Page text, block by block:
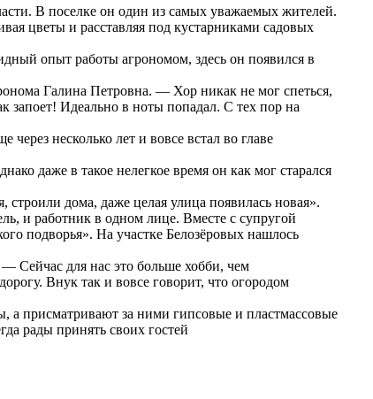
В поселке он один из самых уважаемых жителей.
цветы и расставляя под кустарниками садовых
опыт работы агрономом, здесь он появился в
Галина Петровна. — Хор никак не мог спеться,
запоет! Идеально в ноты попадал. С тех пор на
несколько лет и вовсе встал во главе
даже в такое нелегкое время он как мог старался
дома, даже целая улица появилась новая».
и работник в одном лице. Вместе с супругой
подворья». На участке Белозёровых нашлось
Сейчас для нас это больше хобби, чем
Внук так и вовсе говорит, что огородом
а присматривают за ними гипсовые и пластмассовые
рады принять своих гостей